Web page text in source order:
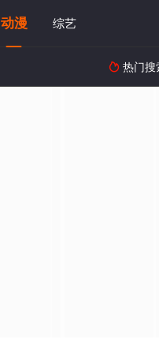
动漫 综艺
 热门搜